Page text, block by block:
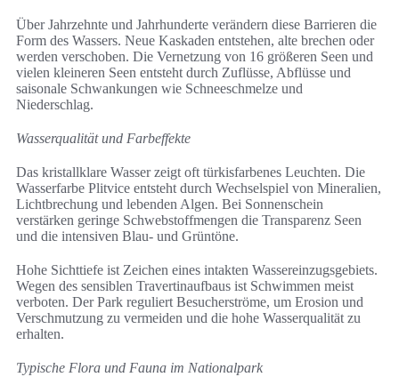
Über Jahrzehnte und Jahrhunderte verändern diese Barrieren die
Form des Wassers. Neue Kaskaden entstehen, alte brechen oder
werden verschoben. Die Vernetzung von 16 größeren Seen und
vielen kleineren Seen entsteht durch Zuflüsse, Abflüsse und
saisonale Schwankungen wie Schneeschmelze und
Niederschlag.
Wasserqualität und Farbeffekte
Das kristallklare Wasser zeigt oft türkisfarbenes Leuchten. Die
Wasserfarbe Plitvice entsteht durch Wechselspiel von Mineralien,
Lichtbrechung und lebenden Algen. Bei Sonnenschein
verstärken geringe Schwebstoffmengen die Transparenz Seen
und die intensiven Blau- und Grüntöne.
Hohe Sichttiefe ist Zeichen eines intakten Wassereinzugsgebiets.
Wegen des sensiblen Travertinaufbaus ist Schwimmen meist
verboten. Der Park reguliert Besucherströme, um Erosion und
Verschmutzung zu vermeiden und die hohe Wasserqualität zu
erhalten.
Typische Flora und Fauna im Nationalpark